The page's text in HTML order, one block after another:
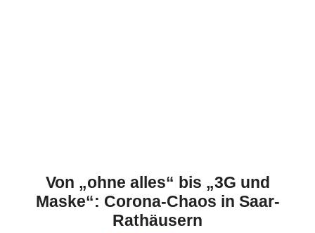
Von „ohne alles“ bis „3G und
Maske“: Corona-Chaos in Saar-
Rathäusern